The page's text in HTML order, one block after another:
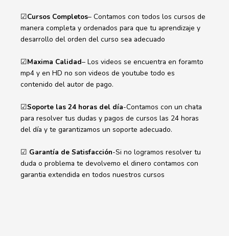
☑Cursos Completos– Contamos con todos los cursos de
manera completa y ordenados para que tu aprendizaje y
desarrollo del orden del curso sea adecuado
☑Maxima Calidad– Los videos se encuentra en foramto
mp4 y en HD no son videos de youtube todo es
contenido del autor de pago.
☑Soporte las 24 horas del día-Contamos con un chata
para resolver tus dudas y pagos de cursos las 24 horas
del día y te garantizamos un soporte adecuado.
☑ Garantía de Satisfacción-Si no logramos resolver tu
duda o problema te devolvemo el dinero contamos con
garantia extendida en todos nuestros cursos